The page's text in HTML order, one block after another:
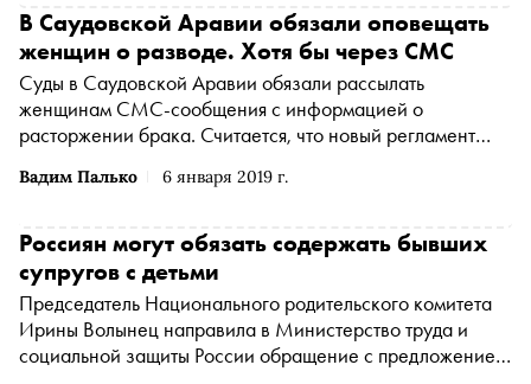
Вадим Палько 6 января 2019 г.
В Саудовской Аравии обязали оповещать
женщин о разводе. Хотя бы через СМС
Суды в Саудовской Аравии обязали рассылать
женщинам СМС-сообщения с информацией о
расторжении брака. Считается, что новый регламент
со своими женами без их ведома, сообщает BBC
Россиян могут обязать содержать бывших
супругов с детьми
Председатель Национального родительского комитета
Ирины Волынец направила в Министерство труда и
социальной защиты России обращение с предложением